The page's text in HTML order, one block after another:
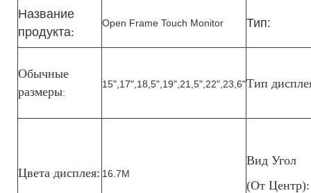
Название
продукта:
Оpen Frame Touch Monitor Тип:
Обычные
размеры:
15",17",18,5",19",21,5",22",23,6"Тип
Цвета дисплея: 16.7M
Вид Угол
(От Центр):